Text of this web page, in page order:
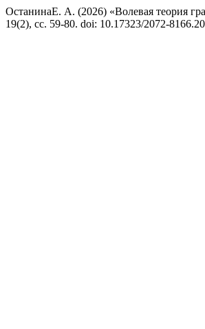
ОстанинаЕ. А. (2026) «Волевая теория
19(2), сс. 59-80. doi: 10.17323/2072-